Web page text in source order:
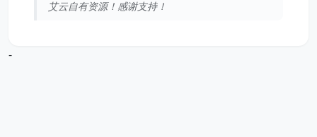
艾云自有资源！感谢支持！
-